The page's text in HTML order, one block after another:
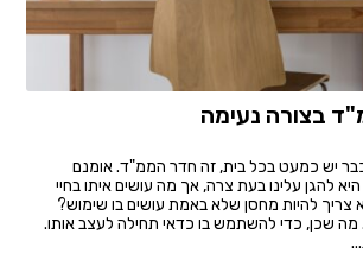
בצורה נעימה
יש כמעט בכל בית, זה חדר הממ"ד. אומנם
להגן עלינו בעת צרה, אך מה עושים איתו בחיי
צריך להיות מחסן שלא באמת עושים בו שימוש?
מה שכן, כדי להשתמש בו כדאי תחילה לעצב אותו.